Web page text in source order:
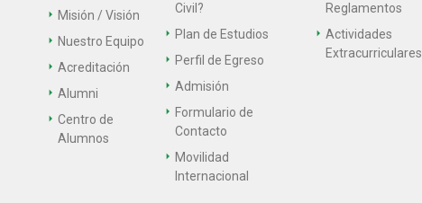
Misión / Visión
Nuestro Equipo
Acreditación
Alumni
Centro de
Alumnos
Civil?
Plan de Estudios
Perfil de Egreso
Admisión
Formulario de
Contacto
Movilidad
Internacional
Reglamentos
Actividades
Extracurriculares